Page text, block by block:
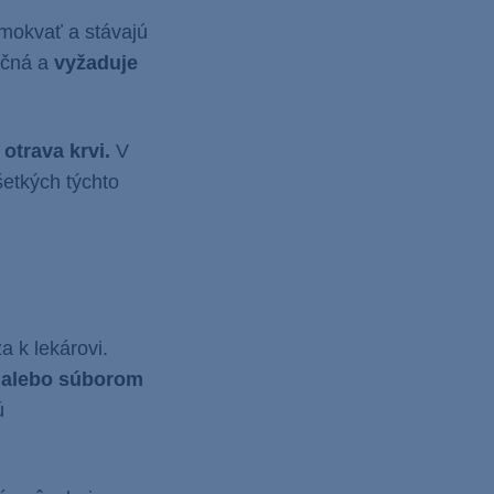
a stávajú
a vyžaduje
krvi. V
týchto
k lekárovi.
súborom